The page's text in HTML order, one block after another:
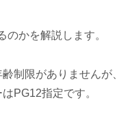
のかを解説します。
制限がありませんが、
PG12指定です。